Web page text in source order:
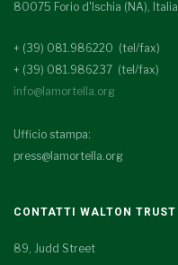
80075 Forio d'Ischia (NA), Italia
+ (39) 081.986220 (tel/fax)
+ (39) 081.986237 (tel/fax)
info@lamortella.org
Ufficio stampa:
press@lamortella.org
CONTATTI WALTON TRUST
89, Judd Street